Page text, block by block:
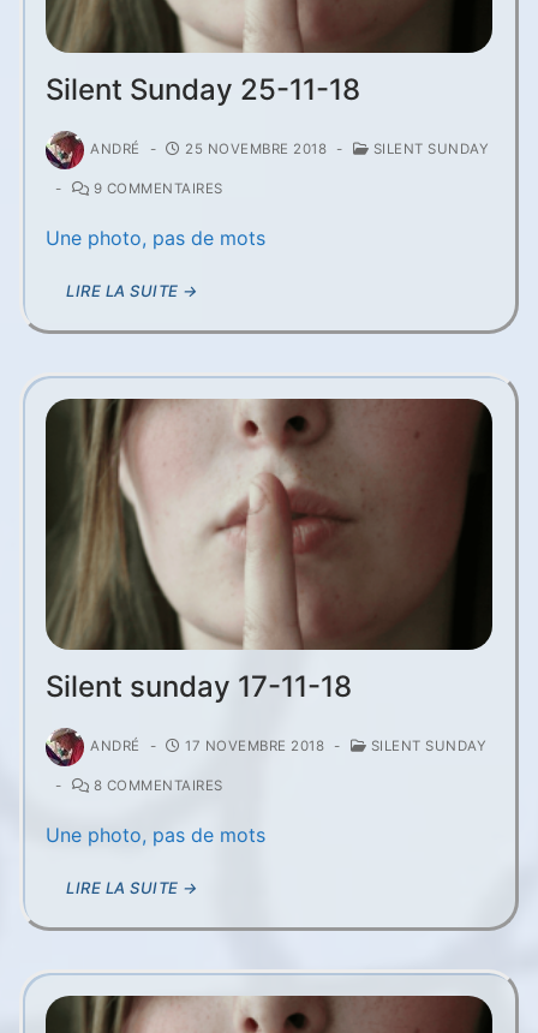
Silent Sunday 25-11-18
ANDRÉ - 25 NOVEMBRE 2018 - SILENT SUNDAY
- 9 COMMENTAIRES
Une photo, pas de mots
LIRE LA SUITE →
Silent sunday 17-11-18
ANDRÉ - 17 NOVEMBRE 2018 - SILENT SUNDAY
- 8 COMMENTAIRES
Une photo, pas de mots
LIRE LA SUITE →